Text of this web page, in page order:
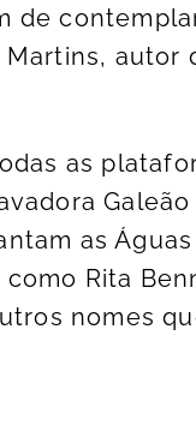
de
autor
as
Galeão
as
Rita
nomes